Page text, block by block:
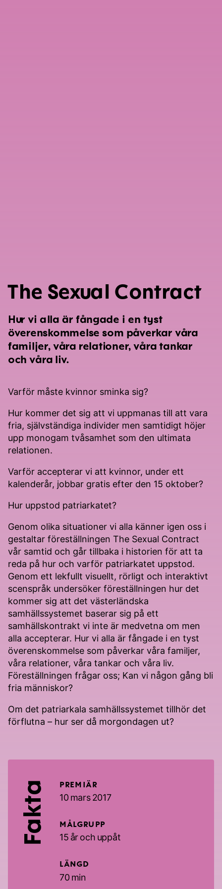
The Sexual Contract
Hur vi alla är fångade i en tyst
överenskommelse som påverkar våra
familjer, våra relationer, våra tankar
och våra liv.
Varför måste kvinnor sminka sig?
Hur kommer det sig att vi uppmanas till att vara
fria, självständiga individer men samtidigt höjer
upp monogam tvåsamhet som den ultimata
relationen.
Varför accepterar vi att kvinnor, under ett
kalenderår, jobbar gratis efter den 15 oktober?
Hur uppstod patriarkatet?
Genom olika situationer vi alla känner igen oss i
gestaltar föreställningen The Sexual Contract
vår samtid och går tillbaka i historien för att ta
reda på hur och varför patriarkatet uppstod.
Genom ett lekfullt visuellt, rörligt och interaktivt
scenspråk undersöker föreställningen hur det
kommer sig att det västerländska
samhällssystemet baserar sig på ett
samhällskontrakt vi inte är medvetna om men
alla accepterar. Hur vi alla är fångade i en tyst
överenskommelse som påverkar våra familjer,
våra relationer, våra tankar och våra liv.
Föreställningen frågar oss; Kan vi någon gång bli
fria människor?
Om det patriarkala samhällssystemet tillhör det
förflutna – hur ser då morgondagen ut?
Fakta PREMIÄR
10 mars 2017
MÅLGRUPP
15 år och uppåt
LÄNGD
70 min